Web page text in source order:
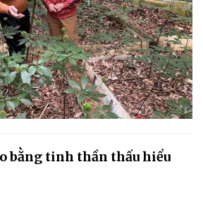
bằng tinh thần thấu hiểu